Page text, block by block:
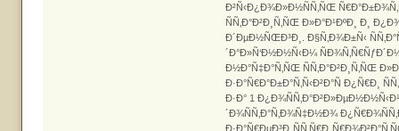
Ð²Ñ‹Ð¿Ð¾Ð»Ð½ÑÑ‚ÑŒ
ÑÑ‚Ð°Ð²Ð¸Ñ‚ÑŒ Ð»Ð°Ð¹ÐºÐ¸ Ð¸
Ð´ÐµÐ½ÑŒÐ³Ð¸. Ð§Ñ‚Ð¾Ð±Ñ‹
´Ð°Ð»Ñ‘Ð½Ð½Ñ‹Ð¼
Ð½Ð°Ñ‡Ð°Ñ‚ÑŒ ÑÑ‚Ð°Ð²Ð¸Ñ‚ÑŒ
Ð·Ð°Ñ€Ð°Ð±Ð°Ñ‚Ñ‹Ð²Ð°Ñ Ð¿Ñ€Ð¸
Ð·Ð° 1
´Ð¾ÑÑ‚Ð°Ñ‚Ð¾Ñ‡Ð½Ð¾